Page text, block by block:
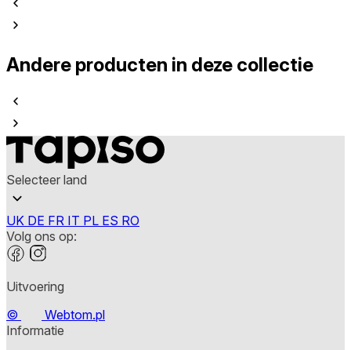
Andere producten in deze collectie
Selecteer land
UK DE FR IT PL ES RO
Volg ons op:
Uitvoering
©
Webtom.pl
Informatie